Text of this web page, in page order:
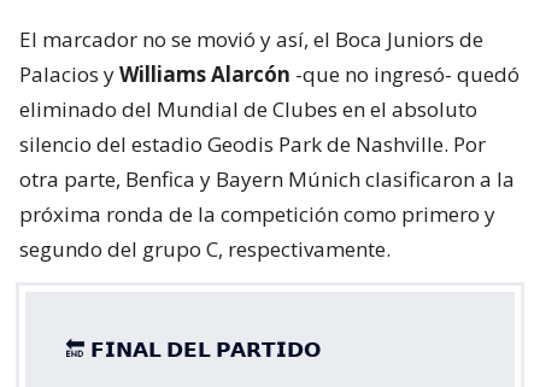
El marcador no se movió y así, el Boca Juniors de
Palacios yWilliams Alarcón -que no ingresó- quedó
eliminado del Mundial de Clubes en el absoluto
silencio del estadio Geodis Park de Nashville. Por
otra parte, Benfica y Bayern Múnich clasificaron a la
próxima ronda de la competición como primero y
segundo del grupo C, respectivamente.
🔚 𝗙𝗜𝗡𝗔𝗟 𝗗𝗘𝗟 𝗣𝗔𝗥𝗧𝗜𝗗𝗢